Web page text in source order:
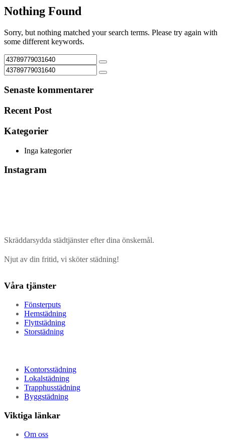
Nothing Found
Sorry, but nothing matched your search terms. Please try again with
some different keywords.
Senaste kommentarer
Recent Post
Kategorier
Inga kategorier
Instagram
Skräddarsydda städtjänster efter dina önskemål.
Njut av din fritid, vi sköter städning!
Våra tjänster
Fönsterputs
Hemstädning
Flyttstädning
Storstädning
Kontorsstädning
Lokalstädning
Trapphusstädning
Byggstädning
Viktiga länkar
Om oss